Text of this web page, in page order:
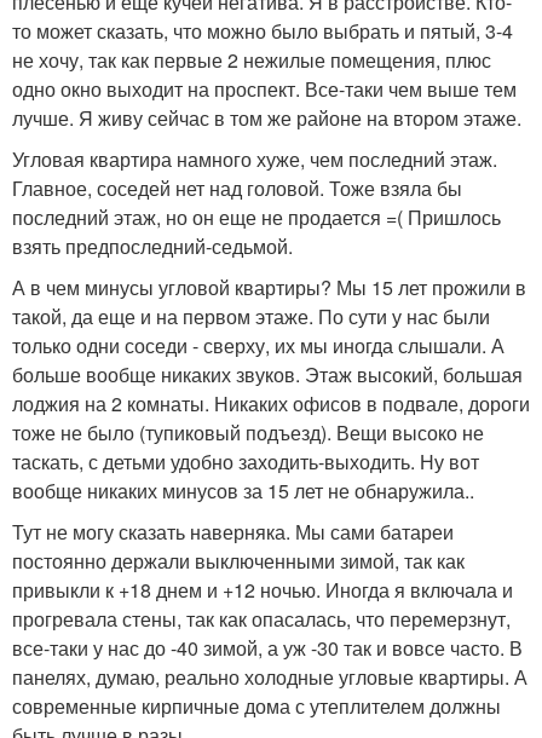
то может сказать, что можно было выбрать и пятый, 3-4
не хочу, так как первые 2 нежилые помещения, плюс
одно окно выходит на проспект. Все-таки чем выше тем
лучше. Я живу сейчас в том же районе на втором этаже.
Угловая квартира намного хуже, чем последний этаж.
Главное, соседей нет над головой. Тоже взяла бы
последний этаж, но он еще не продается =( Пришлось
взять предпоследний-седьмой.
А в чем минусы угловой квартиры? Мы 15 лет прожили в
такой, да еще и на первом этаже. По сути у нас были
только одни соседи - сверху, их мы иногда слышали. А
больше вообще никаких звуков. Этаж высокий, большая
лоджия на 2 комнаты. Никаких офисов в подвале, дороги
тоже не было (тупиковый подъезд). Вещи высоко не
таскать, с детьми удобно заходить-выходить. Ну вот
вообще никаких минусов за 15 лет не обнаружила..
Тут не могу сказать наверняка. Мы сами батареи
постоянно держали выключенными зимой, так как
привыкли к +18 днем и +12 ночью. Иногда я включала и
прогревала стены, так как опасалась, что перемерзнут,
все-таки у нас до -40 зимой, а уж -30 так и вовсе часто. В
панелях, думаю, реально холодные угловые квартиры. А
современные кирпичные дома с утеплителем должны